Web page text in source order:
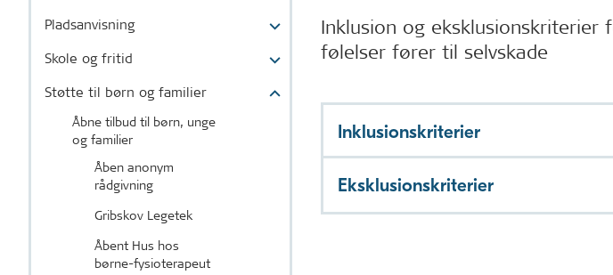
Pladsanvisning
Skole og fritid
Støtte til børn og familier
Åbne tilbud til børn, unge
og familier
Åben anonym
rådgivning
Gribskov Legetek
Åbent Hus hos
børne-fysioterapeut
Inklusion og eksklusionskriterier
følelser fører til selvskade
Inklusionskriterier
Eksklusionskriterier